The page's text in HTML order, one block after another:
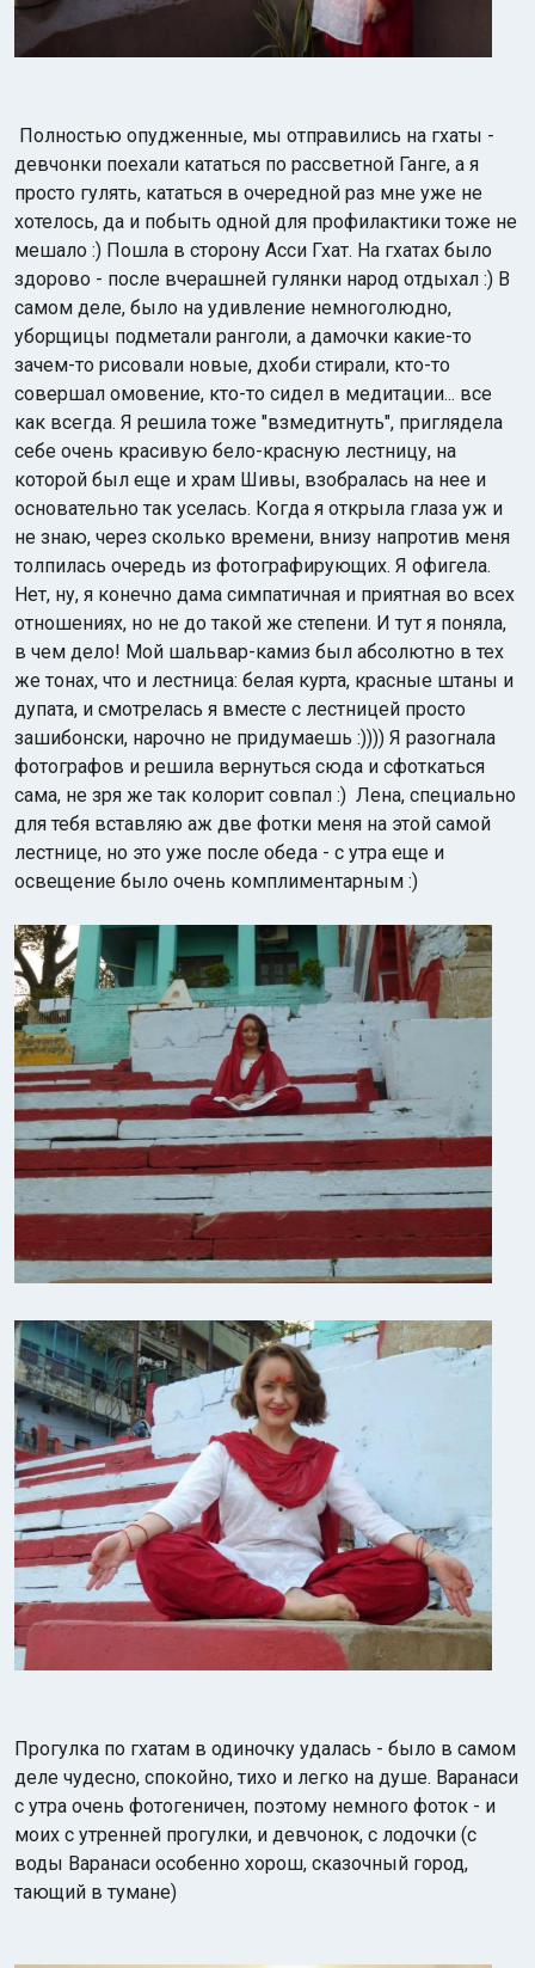
Полностью опудженные, мы отправились на гхаты -
девчонки поехали кататься по рассветной Ганге, а я
просто гулять, кататься в очередной раз мне уже не
хотелось, да и побыть одной для профилактики тоже не
мешало :) Пошла в сторону Асси Гхат. На гхатах было
здорово - после вчерашней гулянки народ отдыхал :) В
самом деле, было на удивление немноголюдно,
уборщицы подметали ранголи, а дамочки какие-то
зачем-то рисовали новые, дхоби стирали, кто-то
совершал омовение, кто-то сидел в медитации... все
как всегда. Я решила тоже "взмедитнуть", приглядела
себе очень красивую бело-красную лестницу, на
которой был еще и храм Шивы, взобралась на нее и
основательно так уселась. Когда я открыла глаза уж и
не знаю, через сколько времени, внизу напротив меня
толпилась очередь из фотографирующих. Я офигела.
Нет, ну, я конечно дама симпатичная и приятная во всех
отношениях, но не до такой же степени. И тут я поняла,
в чем дело! Мой шальвар-камиз был абсолютно в тех
же тонах, что и лестница: белая курта, красные штаны и
дупата, и смотрелась я вместе с лестницей просто
зашибонски, нарочно не придумаешь :)))) Я разогнала
фотографов и решила вернуться сюда и сфоткаться
сама, не зря же так колорит совпал :) Лена, специально
для тебя вставляю аж две фотки меня на этой самой
лестнице, но это уже после обеда - с утра еще и
освещение было очень комплиментарным :)
Прогулка по гхатам в одиночку удалась - было в самом
деле чудесно, спокойно, тихо и легко на душе. Варанаси
с утра очень фотогеничен, поэтому немного фоток - и
моих с утренней прогулки, и девчонок, с лодочки (с
воды Варанаси особенно хорош, сказочный город,
тающий в тумане)